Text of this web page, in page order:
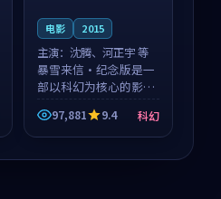
电影 2015
主演： 沈腾、河正宇 等
暴雪来信·纪念版是一
部以科幻为核心的影视
作品，围绕危机、反转
与人物成长展开，整体
节奏紧凑，值得推荐观
97,881 9.4 科幻